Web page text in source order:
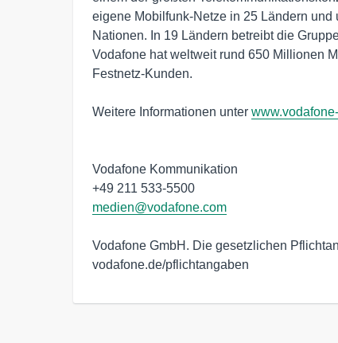
eigene Mobilfunk-Netze in 25 Ländern
Nationen. In 19 Ländern betreibt die
Vodafone hat weltweit rund 650 Millionen
Festnetz-Kunden.
Weitere Informationen unter
Vodafone Kommunikation
medien@vodafone.com
Vodafone GmbH. Die gesetzlichen
vodafone.de/pflichtangaben